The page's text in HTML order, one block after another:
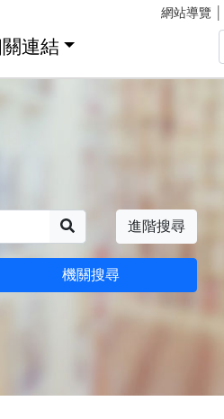
網站導覽
連結
進階搜尋
機關搜尋